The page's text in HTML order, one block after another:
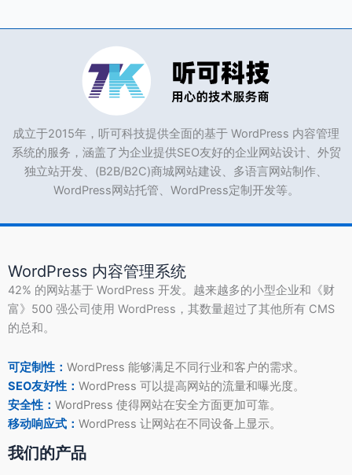
成立于2015年，听可科技提供全面的基于 WordPress 内容管理
系统的服务，涵盖了为企业提供SEO友好的企业网站设计、外贸
独立站开发、(B2B/B2C)商城网站建设、多语言网站制作、
WordPress网站托管、WordPress定制开发等。
WordPress 内容管理系统
42% 的网站基于 WordPress 开发。越来越多的小型企业和《财
富》500 强公司使用 WordPress，其数量超过了其他所有 CMS
的总和。
可定制性： WordPress 能够满足不同行业和客户的需求。
SEO友好性： WordPress 可以提高网站的流量和曝光度。
安全性： WordPress 使得网站在安全方面更加可靠。
移动响应式： WordPress 让网站在不同设备上显示。
我们的产品